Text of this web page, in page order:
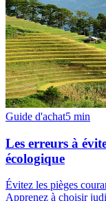
Guide d'achat5 min
Les erreurs à
écologique
Évitez les pièges
Apprenez à choisir